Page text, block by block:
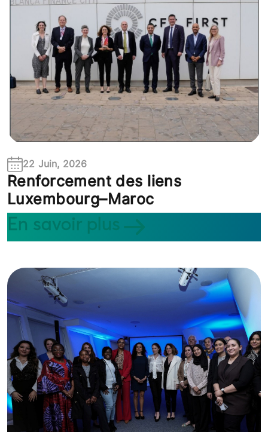
22 Juin, 2026
Renforcement des liens
Luxembourg–Maroc
En savoir plus